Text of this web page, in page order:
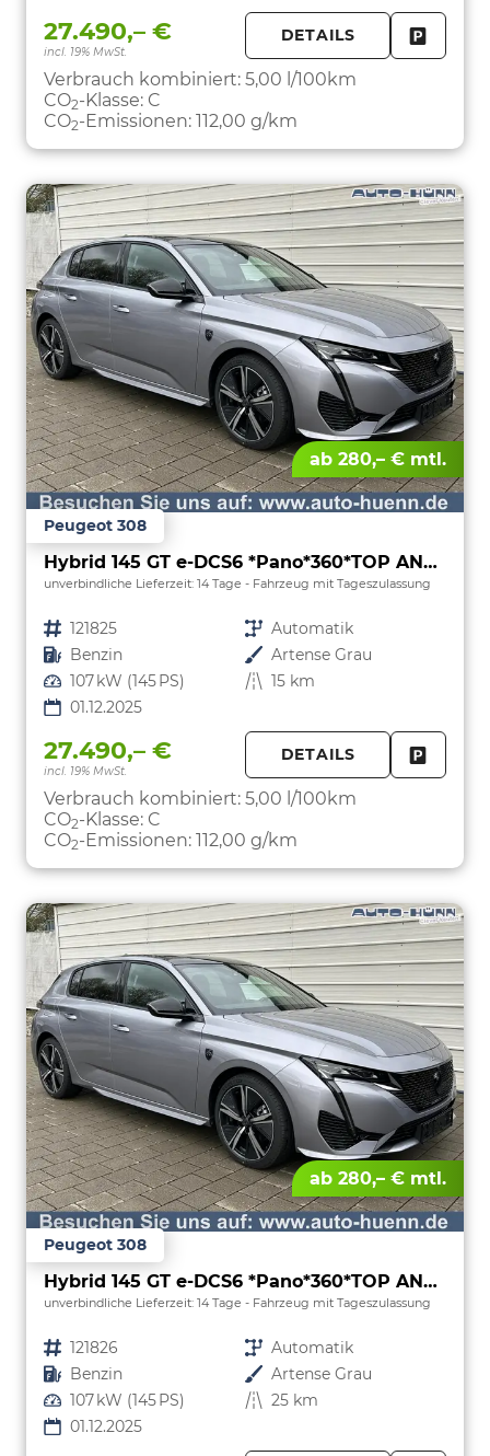
27.490,– €
incl. 19% MwSt.
DETAILS
Verbrauch kombiniert: 5,00 l/100km
CO2-Klasse: C
CO2-Emissionen: 112,00 g/km
ab 280,– € mtl.
Peugeot 308
Hybrid 145 GT e-DCS6 *Pano*360*TOP ANGEBOT
unverbindliche Lieferzeit: 14 Tage Fahrzeug mit Tageszulassung
Fahrzeugnr. 121825 Getriebe Automatik
Kraftstoff Benzin Außenfarbe Artense Grau
Leistung 107 kW (145 PS) Kilometerstand 15 km
01.12.2025
27.490,– €
incl. 19% MwSt.
DETAILS
Verbrauch kombiniert: 5,00 l/100km
CO2-Klasse: C
CO2-Emissionen: 112,00 g/km
ab 280,– € mtl.
Peugeot 308
Hybrid 145 GT e-DCS6 *Pano*360*TOP ANGEBOT
unverbindliche Lieferzeit: 14 Tage Fahrzeug mit Tageszulassung
Fahrzeugnr. 121826 Getriebe Automatik
Kraftstoff Benzin Außenfarbe Artense Grau
Leistung 107 kW (145 PS) Kilometerstand 25 km
01.12.2025